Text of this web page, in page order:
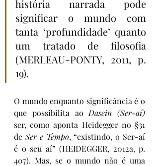
história narrada pode
significar o mundo com
tanta ‘profundidade’ quanto
um tratado de filosofia
(MERLEAU-PONTY, 2011, p.
19).
O mundo enquanto significância é o
que possibilita ao Dasein (Ser-aí)
ser, como aponta Heidegger no §31
de Ser e Tempo, “existindo, o Ser-aí
é o seu aí” (HEIDEGGER, 2012a, p.
407). Mas, se o mundo não é uma